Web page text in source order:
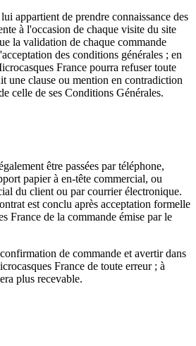
appartient de prendre connaissance des
à l'occasion de chaque visite du site
la validation de chaque commande
des conditions générales ; en
France pourra refuser toute
une clause ou mention en contradiction
celle de ses Conditions Générales.
être passées par téléphone,
papier à en-tête commercial, ou
du client ou par courrier électronique.
est conclu après acceptation formelle
France de la commande émise par le
de commande et avertir dans
France de toute erreur ; à
plus recevable.